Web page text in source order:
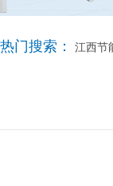
热门搜索： 江西节